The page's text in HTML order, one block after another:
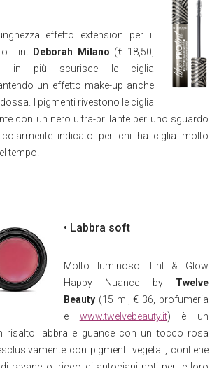
effetto extension per il
Tint Deborah Milano (€ 18,50,
in più scurisce le ciglia
un effetto make-up anche
I pigmenti rivestono le ciglia
con un nero ultra-brillante per uno sguardo
indicato per chi ha ciglia molto
tempo.
• Labbra soft
Molto luminoso Tint & Glow
Happy Nuance by Twelve
Beauty (15 ml, € 36, profumeria
e www.twelvebeauty.it) è un
risalto labbra e guance con un tocco rosa
con pigmenti vegetali, contiene